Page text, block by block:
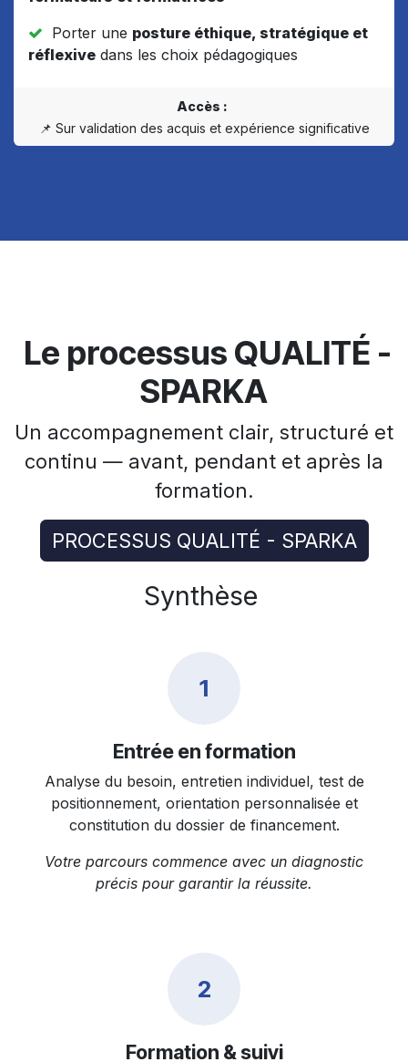
Porter une posture éthique, stratégique et
réflexive dans les choix pédagogiques
Accès :
📌 Sur validation des acquis et expérience significative ​
Le processus QUALITÉ -
SPARKA
Un accompagnement clair, structuré et
continu — avant, pendant et après la
formation.
PROCESSUS QUALITÉ - SPARKA
Synthèse
1
Entrée en formation
Analyse du besoin, entretien individuel, test de
positionnement, orientation personnalisée et
constitution du dossier de financement.
Votre parcours commence avec un diagnostic
précis pour garantir la réussite.
2
Formation & suivi